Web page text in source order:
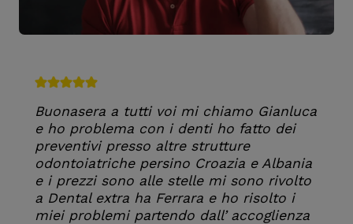
Buonasera a tutti voi mi chiamo Gianluca
e ho problema con i denti ho fatto dei
preventivi presso altre strutture
odontoiatriche persino Croazia e Albania
e i prezzi sono alle stelle mi sono rivolto
a Dental extra ha Ferrara e ho risolto i
miei problemi partendo dall’ accoglienza